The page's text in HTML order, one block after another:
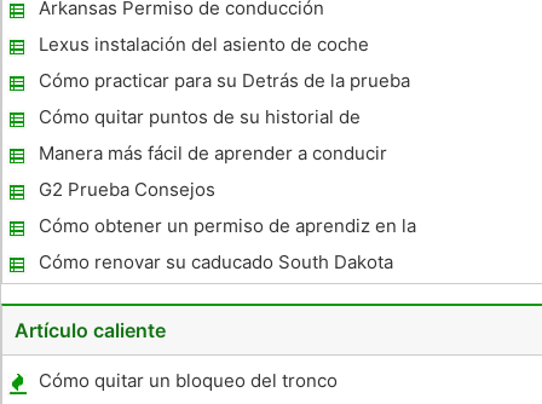
Arkansas Permiso de conducción
Información
Lexus instalación del asiento de coche
Cómo practicar para su Detrás de la prueba
que conduce la rueda en Oregon
Cómo quitar puntos de su historial de
manejo del DMV de California
Manera más fácil de aprender a conducir
G2 Prueba Consejos
Cómo obtener un permiso de aprendiz en la
ciudad de Nueva York
Cómo renovar su caducado South Dakota
CDL
Artículo caliente
Cómo quitar un bloqueo del tronco